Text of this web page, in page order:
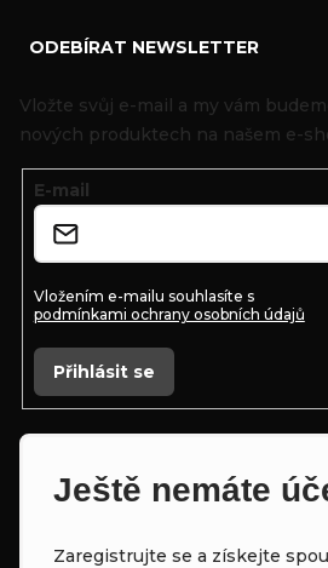
ODEBÍRAT NEWSLETTER
Vložte svůj e-mail a my vám
nových produktech na našem e-
E-mail
Vložením e-mailu souhlasíte s
podmínkami ochrany osobních údajů
Přihlásit se
Ještě nemáte
Zaregistrujte se a získejte